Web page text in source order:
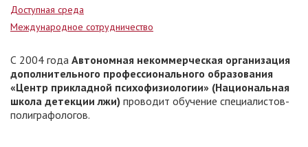
Доступная среда
Международное сотрудничество
С 2004 года Автономная некоммерческая организация
дополнительного профессионального образования
«Центр прикладной психофизиологии» (Национальная
школа детекции лжи) проводит обучение специалистов-
полиграфологов.